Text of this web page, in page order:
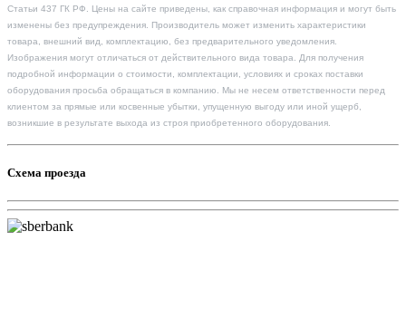
Статьи 437 ГК РФ. Цены на сайте приведены, как справочная информация и могут быть
изменены без предупреждения. Производитель может изменить характеристики
товара, внешний вид, комплектацию, без предварительного уведомления.
Изображения могут отличаться от действительного вида товара. Для получения
подробной информации о стоимости, комплектации, условиях и сроках поставки
оборудования просьба обращаться в компанию. Мы не несем ответственности перед
клиентом за прямые или косвенные убытки, упущенную выгоду или иной ущерб,
возникшие в результате выхода из строя приобретенного оборудования.
Схема проезда